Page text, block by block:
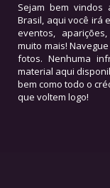
Sejam bem vindos
Brasil, aqui você irá
eventos,
muito mais!
fotos. Nenhuma
material aqui
bem como todo o
que voltem logo!